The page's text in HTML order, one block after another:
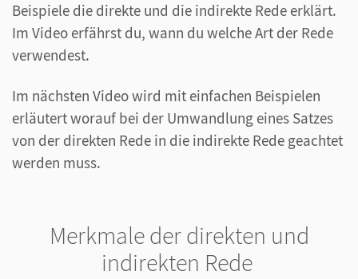
Beispiele die direkte und die indirekte Rede erklärt.
Im Video erfährst du, wann du welche Art der Rede
verwendest.
Im nächsten Video wird mit einfachen Beispielen
erläutert worauf bei der Umwandlung eines Satzes
von der direkten Rede in die indirekte Rede geachtet
werden muss.
Merkmale der direkten und
indirekten Rede